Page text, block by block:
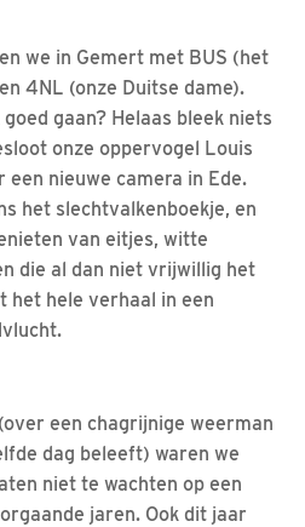
we in Gemert met BUS (het
4NL (onze Duitse dame).
gaan? Helaas bleek niets
onze oppervogel Louis
nieuwe camera in Ede.
het slechtvalkenboekje, en
van eitjes, witte
die al dan niet vrijwillig het
het hele verhaal in een
een chagrijnige weerman
dag beleeft) waren we
niet te wachten op een
jaren. Ook dit jaar